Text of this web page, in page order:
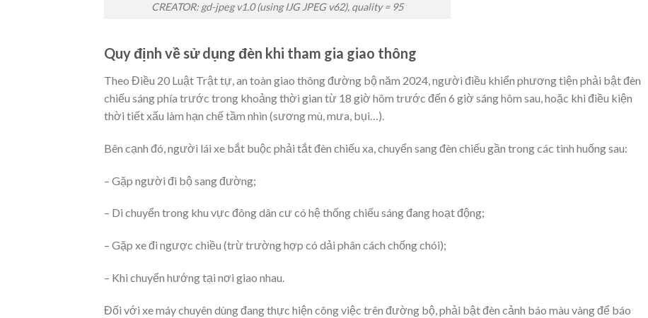
CREATOR: gd-jpeg v1.0 (using IJG JPEG v62), quality = 95
Quy định về sử dụng đèn khi tham gia giao thông
Theo Điều 20 Luật Trật tự, an toàn giao thông đường bộ năm 2024, người điều khiển phương tiện phải bật đèn
chiếu sáng phía trước trong khoảng thời gian từ 18 giờ hôm trước đến 6 giờ sáng hôm sau, hoặc khi điều kiện
thời tiết xấu làm hạn chế tầm nhìn (sương mù, mưa, bụi…).
Bên cạnh đó, người lái xe bắt buộc phải tắt đèn chiếu xa, chuyển sang đèn chiếu gần trong các tình huống sau:
– Gặp người đi bộ sang đường;
– Di chuyển trong khu vực đông dân cư có hệ thống chiếu sáng đang hoạt động;
– Gặp xe đi ngược chiều (trừ trường hợp có dải phân cách chống chói);
– Khi chuyển hướng tại nơi giao nhau.
Đối với xe máy chuyên dùng đang thực hiện công việc trên đường bộ, phải bật đèn cảnh báo màu vàng để báo